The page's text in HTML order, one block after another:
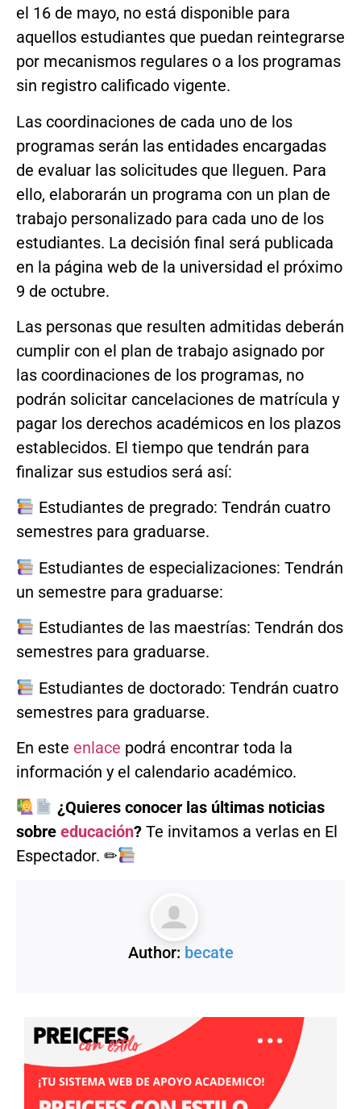
el 16 de mayo, no está disponible para
aquellos estudiantes que puedan reintegrarse
por mecanismos regulares o a los programas
sin registro calificado vigente.
Las coordinaciones de cada uno de los
programas serán las entidades encargadas
de evaluar las solicitudes que lleguen. Para
ello, elaborarán un programa con un plan de
trabajo personalizado para cada uno de los
estudiantes. La decisión final será publicada
en la página web de la universidad el próximo
9 de octubre.
Las personas que resulten admitidas deberán
cumplir con el plan de trabajo asignado por
las coordinaciones de los programas, no
podrán solicitar cancelaciones de matrícula y
pagar los derechos académicos en los plazos
establecidos. El tiempo que tendrán para
finalizar sus estudios será así:
Estudiantes de pregrado: Tendrán cuatro
semestres para graduarse.
Estudiantes de especializaciones: Tendrán
un semestre para graduarse:
Estudiantes de las maestrías: Tendrán dos
semestres para graduarse.
Estudiantes de doctorado: Tendrán cuatro
semestres para graduarse.
En este enlace podrá encontrar toda la
información y el calendario académico.
¿Quieres conocer las últimas noticias
sobre educación? Te invitamos a verlas en El
Espectador. ✏
Author: becate